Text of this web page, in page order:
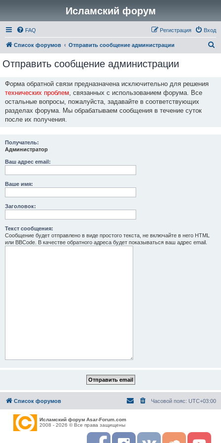
Исламский форум
FAQ Вход
Регистрация
Список форумов Отправить сообщение администрации
Отправить сообщение администрации
Форма обратной связи предназначена исключительно для решения
технических проблем, связанных с использованием форума. Все
остальные вопросы, пожалуйста, задавайте в соответствующих
разделах форума. Мы обрабатываем сообщения в течение суток
после их получения.
Получатель:
Администратор
Ваш адрес email:
Ваше имя:
Заголовок:
Текст сообщения:
Сообщение будет отправлено в виде простого текста, не включайте в него HTML
или BBCode. В качестве обратного адреса будет показываться ваш адрес email.
Список форумов Часовой пояс: UTC+03:00
Исламский форум Asar-Forum.com
2008 - 2026 © Все права защищены